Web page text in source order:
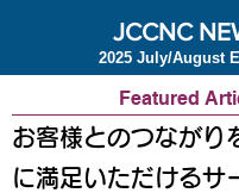
JCCNC
2025 July/August
Featured
お客様とのつながり
に満足いただけるサ